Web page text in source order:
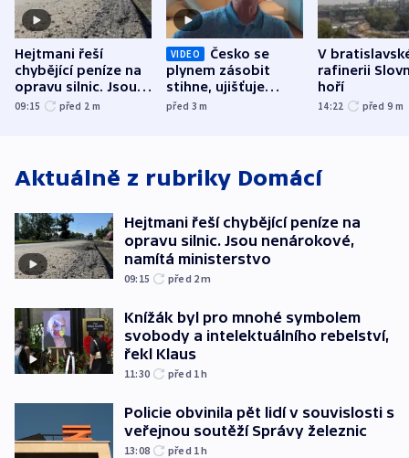
Hejtmani řeší
chybějící peníze na
opravu silnic. Jsou
nenárokové, namítá
09:15 před 2 m
VIDEO
Česko se
plynem zásobit
stihne, ujišťuje
expert. Snížení cen
před 3m
V
rafinerii
hoří
14:22 před 9 m
Aktuálně z rubriky Domácí
Hejtmani řeší chybějící peníze na
opravu silnic. Jsou nenárokové,
namítá ministerstvo
09:15 před 2m
Knížák byl pro mnohé symbolem
svobody a intelektuálního rebelství,
řekl Klaus
11:30 před 1h
Policie obvinila pět lidí v souvislosti s
veřejnou soutěží Správy železnic
13:08 před 1h